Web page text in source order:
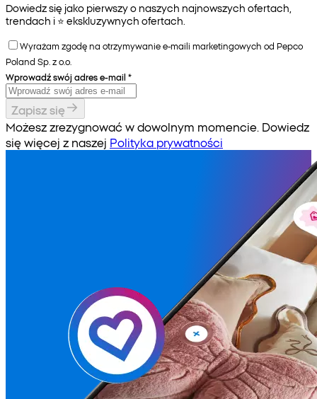
Dowiedz się jako pierwszy o naszych najnowszych ofertach,
trendach i ⭐️ ekskluzywnych ofertach.
Wyrażam zgodę na otrzymywanie e-maili marketingowych od Pepco
Poland Sp. z o.o.
Wprowadź swój adres e-mail *
Zapisz się
Możesz zrezygnować w dowolnym momencie. Dowiedz
się więcej z naszej Polityka prywatności